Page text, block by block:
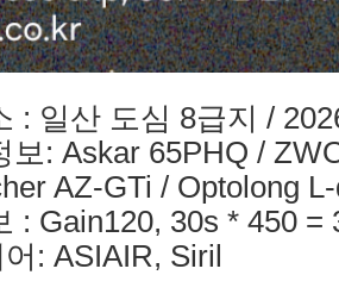
: 일산 도심 8급지 /
보: Askar 65PHQ /
AZ-GTi / Optolong
: Gain120, 30s * 450 =
: ASIAIR, Siril